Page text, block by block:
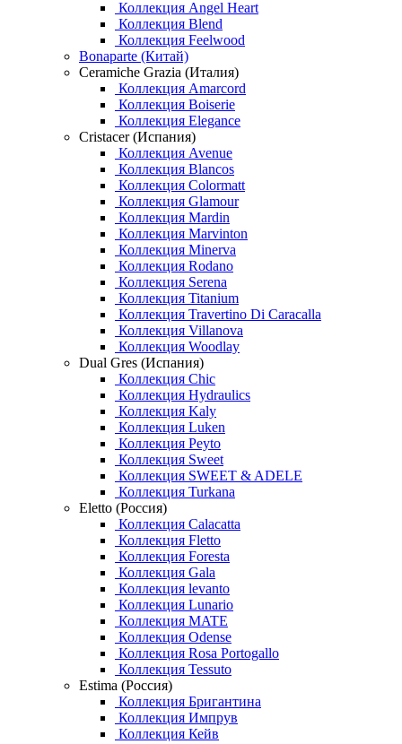
Коллекция Angel Heart
Коллекция Blend
Коллекция Feelwood
Bonaparte (Китай)
Ceramiche Grazia (Италия)
Коллекция Amarcord
Коллекция Boiserie
Коллекция Elegance
Cristacer (Испания)
Коллекция Avenue
Коллекция Blancos
Коллекция Colormatt
Коллекция Glamour
Коллекция Mardin
Коллекция Marvinton
Коллекция Minerva
Коллекция Rodano
Коллекция Serena
Коллекция Titanium
Коллекция Travertino Di Caracalla
Коллекция Villanova
Коллекция Woodlay
Dual Gres (Испания)
Коллекция Chic
Коллекция Hydraulics
Коллекция Kaly
Коллекция Luken
Коллекция Peyto
Коллекция Sweet
Коллекция SWEET & ADELE
Коллекция Turkana
Eletto (Россия)
Коллекция Calacatta
Коллекция Fletto
Коллекция Foresta
Коллекция Gala
Коллекция levanto
Коллекция Lunario
Коллекция MATE
Коллекция Odense
Коллекция Rosa Portogallo
Коллекция Tessuto
Estima (Россия)
Коллекция Бригантина
Коллекция Импрув
Коллекция Кейв